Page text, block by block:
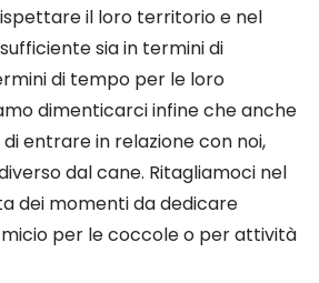
il loro territorio e nel
sia in termini di
di tempo per le loro
dimenticarci infine che anche
entrare in relazione con noi,
dal cane. Ritagliamoci nel
dei momenti da dedicare
per le coccole o per attività